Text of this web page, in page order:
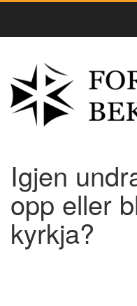
Igjen
opp eller
kyrkja?